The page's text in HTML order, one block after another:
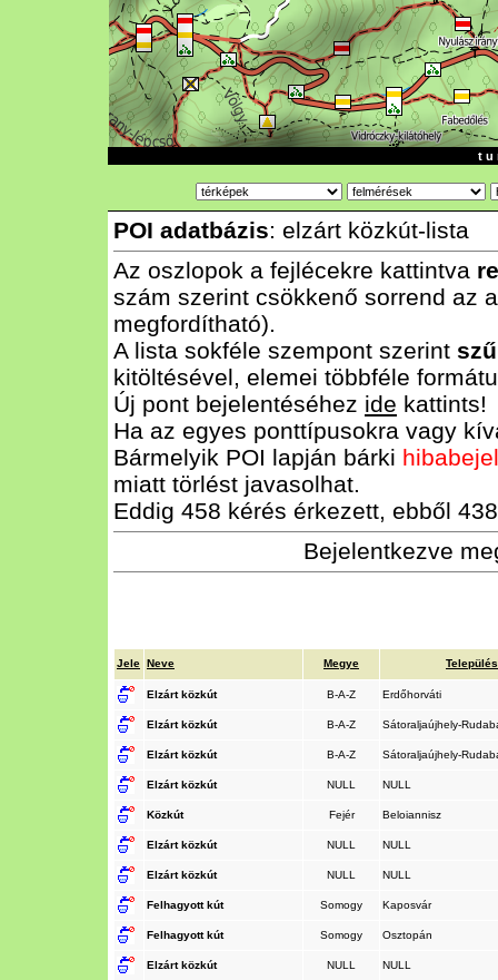
t u
POI adatbázis: elzárt közkút-lista
Az oszlopok a fejlécekre kattintva
szám szerint csökkenő sorrend az
megfordítható).
A lista sokféle szempont szerint
kitöltésével, elemei többféle
Új pont bejelentéséhez ide kattints!
Ha az egyes ponttípusokra vagy
Bármelyik POI lapján bárki
miatt törlést javasolhat.
Eddig 458 kérés érkezett, ebből
Bejelentkezve
Jele Neve Megye Település
Elzárt közkút B-A-Z Erdőhorváti
Elzárt közkút B-A-Z Sátoraljaújhely-
Elzárt közkút B-A-Z Sátoraljaújhely-
Elzárt közkút NULL NULL
Közkút Fejér Beloiannisz
Elzárt közkút NULL NULL
Elzárt közkút NULL NULL
Felhagyott kút Somogy Kaposvár
Felhagyott kút Somogy Osztopán
Elzárt közkút NULL NULL